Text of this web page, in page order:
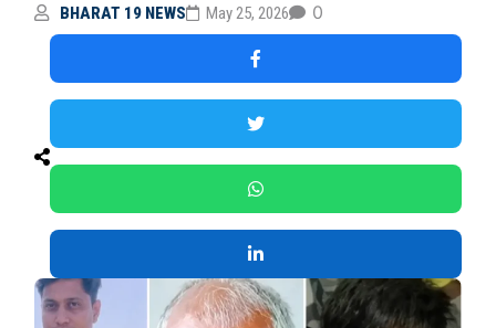
BHARAT 19 NEWS May 25, 2026 0